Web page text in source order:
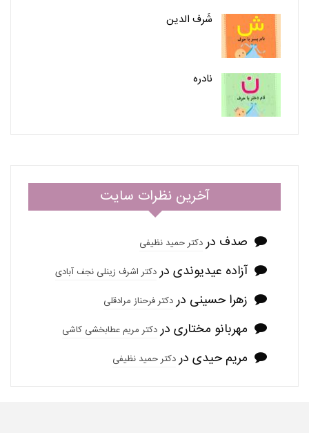
شَرف الدین
نادره
آخرین نظرات سایت
صدف دردکتر حمید نظیفی
آزاده عیدیوندی دردکتر اشرف زینلی نجف آبادی
زهرا حسینی دردکتر فرحناز مرادقلی
مهربانو مختاری دردکتر مریم عطابخشی کاشی
مریم حیدی دردکتر حمید نظیفی